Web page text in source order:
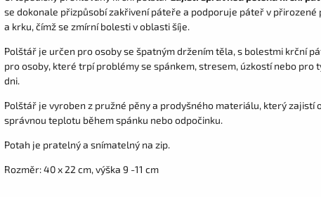
se dokonale přizpůsobí zakřivení páteře a podporuje páteř v
a krku, čímž se zmírní bolesti v oblasti šíje.
Polštář je určen pro osoby se špatným držením těla, s bolestmi krční
pro osoby, které trpí problémy se spánkem, stresem, úzkostí nebo
dni.
Polštář je vyroben z pružné pěny a prodyšného materiálu, který
správnou teplotu během spánku nebo odpočinku.
Potah je pratelný a snímatelný na zip.
Rozměr: 40 x 22 cm, výška 9 -11 cm